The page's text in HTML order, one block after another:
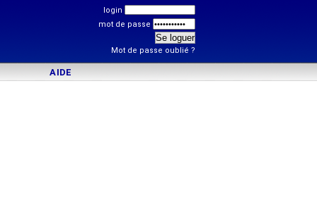
login
mot de passe
Mot de passe oublié ?
AIDE